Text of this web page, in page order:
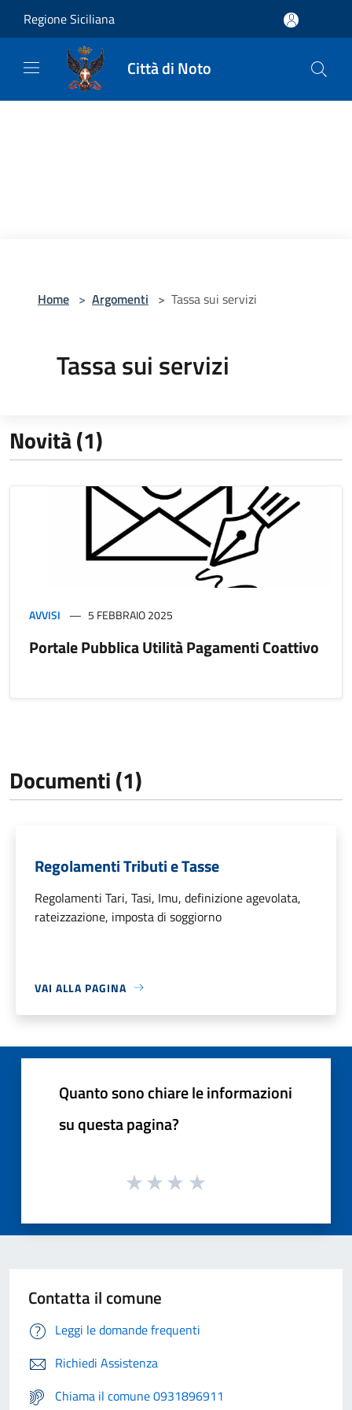
Regione Siciliana
Città di Noto
Home > Argomenti > Tassa sui servizi
Tassa sui servizi
Novità (1)
AVVISI 5 FEBBRAIO 2025
Portale Pubblica Utilità Pagamenti Coattivo
Documenti (1)
Regolamenti Tributi e Tasse
Regolamenti Tari, Tasi, Imu, definizione agevolata,
rateizzazione, imposta di soggiorno
VAI ALLA PAGINA
Quanto sono chiare le informazioni
su questa pagina?
Contatta il comune
Leggi le domande frequenti
Richiedi Assistenza
Chiama il comune 0931896911